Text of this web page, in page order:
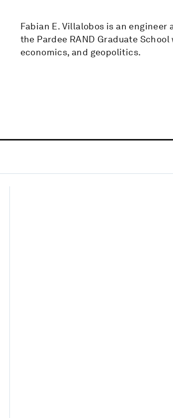
Fabian E. Villalobos is an
the Pardee RAND Graduate
economics, and geopolitics.